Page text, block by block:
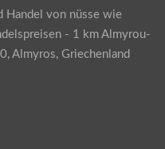
Handel von nüsse wie
- 1 km Almyrou-
Almyros, Griechenland